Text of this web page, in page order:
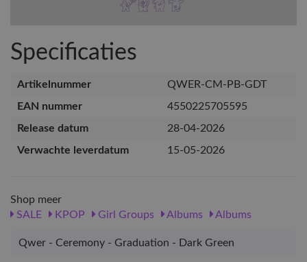
Specificaties
Artikelnummer
QWER-CM-PB-GDT
EAN nummer
4550225705595
Release datum
28-04-2026
Verwachte leverdatum
15-05-2026
Shop meer
SALE
KPOP Girl Groups Albums Albums
Qwer - Ceremony - Graduation - Dark Green